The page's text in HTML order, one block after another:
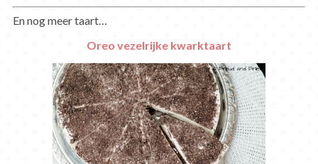
En nog meer taart…
Oreo vezelrijke kwarktaart